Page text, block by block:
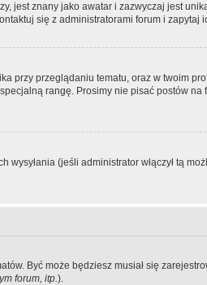
jest znany jako awatar i zazwyczaj jest
się z administratorami forum i zapytaj
przy przeglądaniu tematu, oraz w twoim
rangę. Prosimy nie pisać postów
(jeśli administrator włączył tą
Być może będziesz musiał się
forum, itp.).